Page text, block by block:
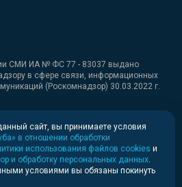
СМИ ИА № ФС 77 - 83037 выдано
в сфере связи, информационных
(Роскомнадзор) 30.03.2022 г.
сайт, вы принимаете условия
в отношении обработки
использования файлов cookies и
и обработку персональных данных
условиями вы обязаны покинуть